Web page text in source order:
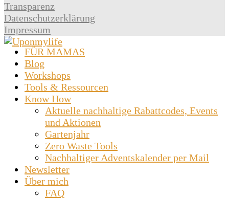
Transparenz
Datenschutzerklärung
Impressum
FÜR MAMAS
Blog
Workshops
Tools & Ressourcen
Know How
Aktuelle nachhaltige Rabattcodes, Events
und Aktionen
Gartenjahr
Zero Waste Tools
Nachhaltiger Adventskalender per Mail
Newsletter
Über mich
FAQ